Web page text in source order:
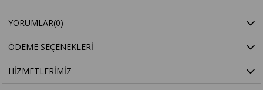
YORUMLAR(0)
ÖDEME SEÇENEKLERI
HIZMETLERIMIZ